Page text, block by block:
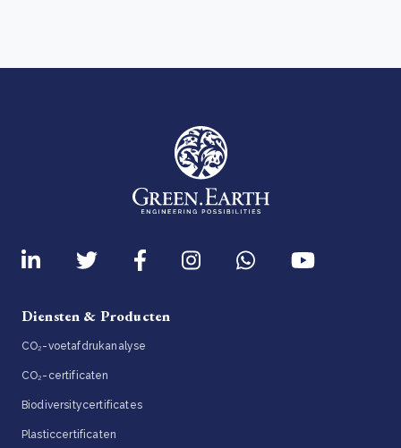
Diensten & Producten
CO₂-voetafdrukanalyse
CO₂-certificaten
Biodiversitycertificates
Plasticcertificaten